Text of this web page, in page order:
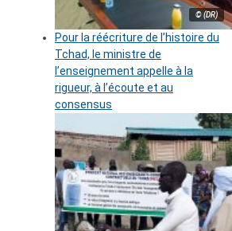
© (DR)
Pour la réécriture de l’histoire du
Tchad, le ministre de
l’enseignement appelle à la
rigueur, à l’écoute et au
consensus